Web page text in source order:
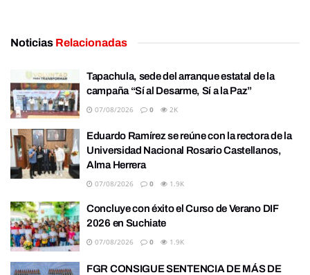
Noticias Relacionadas
Tapachula, sede del arranque estatal de la
campaña “Sí al Desarme, Sí a la Paz”
07/08/2026 0 2K
Eduardo Ramírez se reúne con la rectora de la
Universidad Nacional Rosario Castellanos,
Alma Herrera
07/08/2026 0 1.9K
Concluye con éxito el Curso de Verano DIF
2026 en Suchiate
07/08/2026 0 1.9K
FGR CONSIGUE SENTENCIA DE MÁS DE